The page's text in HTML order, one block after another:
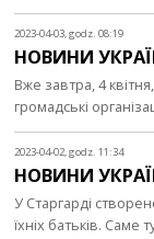
2023-04-03, godz. 08:19
НОВИНИ
Вже завтра, 4
громадські
2023-04-02, godz. 11:34
НОВИНИ
У Старгарді
їхніх батьків. Саме